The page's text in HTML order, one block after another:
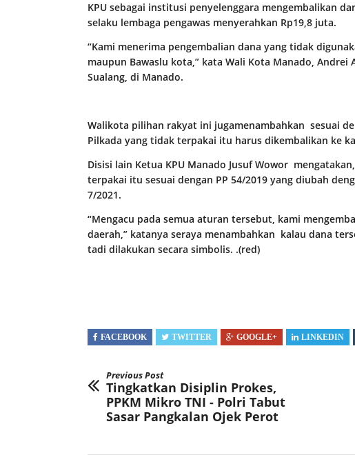
KPU sebagai institusi penyelenggara mengembalikan
selaku lembaga pengawas menyerahkan Rp19,8 juta.
“Kami menerima pengembalian dana yang tidak
maupun Bawaslu kota,” kata Wali Kota Manado,
Sualang, di Manado.
Walikota pilihan rakyat ini jugamenambahkan sesuai
Pilkada yang tidak terpakai itu harus dikembalikan ke
Disisi lain Ketua KPU Manado Jusuf Wowor
terpakai itu sesuai dengan PP 54/2019 yang diubah
7/2021.
“Mengacu pada semua aturan tersebut, kami
daerah,” katanya seraya menambahkan kalau dana
tadi dilakukan secara simbolis. .(red)
FACEBOOK TWITTER GOOGLE+ LINKEDIN
Previous Post
Tingkatkan Disiplin Prokes,
PPKM Mikro TNI - Polri Tabut
Sasar Pangkalan Ojek Perot